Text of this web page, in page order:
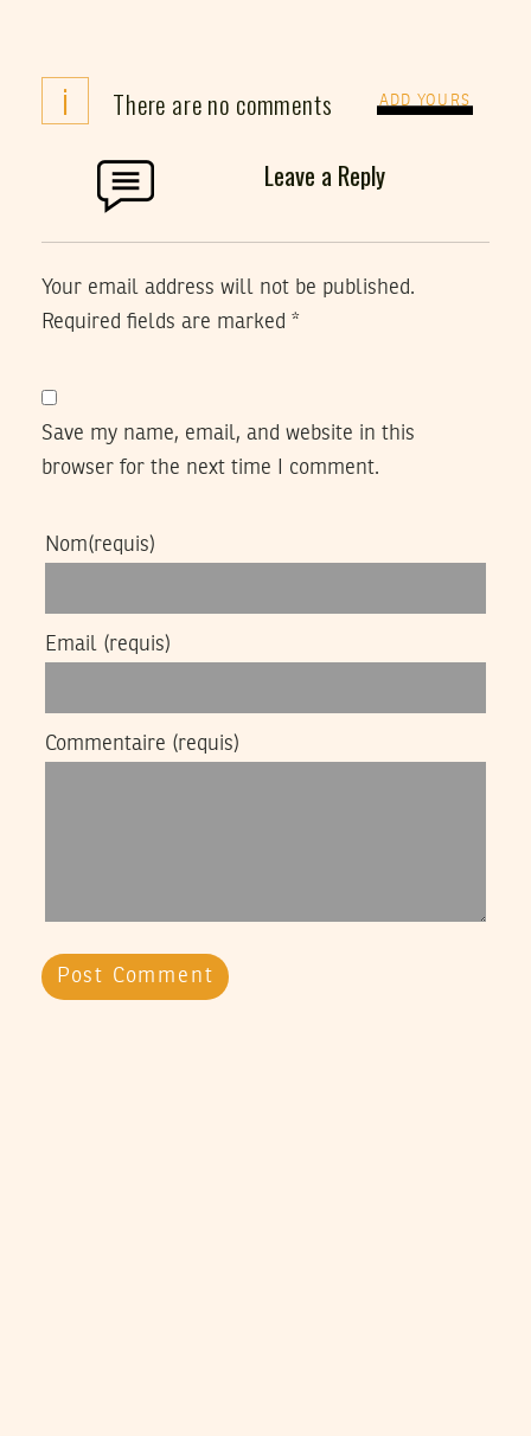
i There are no comments ADD YOURS
Leave a Reply
Your email address will not be published.
Required fields are marked *
Save my name, email, and website in this
browser for the next time I comment.
Nom(requis)
Email (requis)
Commentaire (requis)